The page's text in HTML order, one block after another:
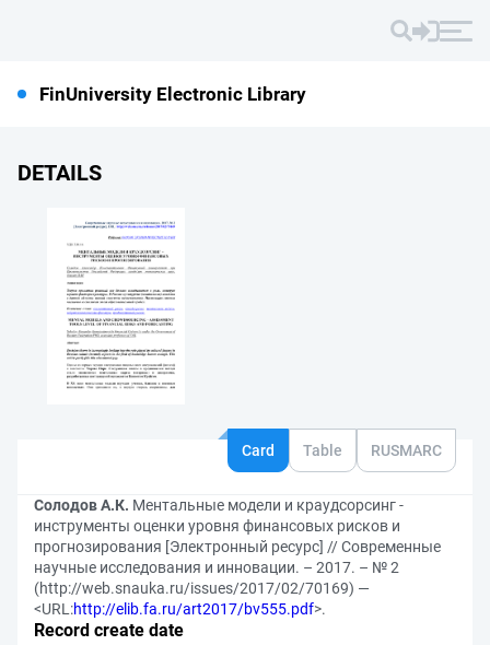
FinUniversity Electronic Library
DETAILS
Card Table RUSMARC
Солодов А.К. Ментальные модели и краудсорсинг -
инструменты оценки уровня финансовых рисков и
прогнозирования [Электронный ресурс] // Современные
научные исследования и инновации. – 2017. – № 2
(http://web.snauka.ru/issues/2017/02/70169) —
<URL:http://elib.fa.ru/art2017/bv555.pdf>.
Record create date